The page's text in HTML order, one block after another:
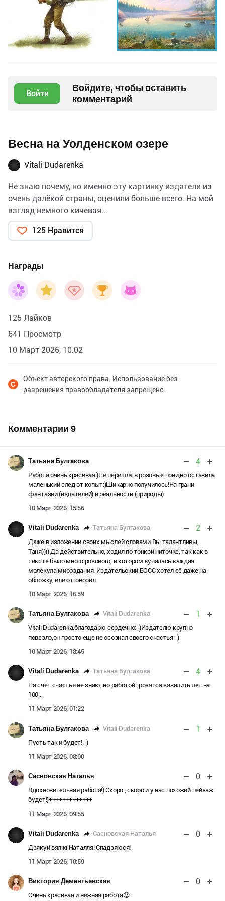
Войти
Войдите, чтобы оставить
комментарий
Весна на Уолденском озере
Vitali Dudarenka
Не знаю почему, но именно эту картинку издатели из
очень далёкой страны, оценили больше всего. На мой
взгляд немного кичевая...
125 Нравится
Награды
125 Лайков
641 Просмотр
10 Март 2026, 10:02
Объект авторского права. Использование без
разрешения правообладателя запрещено.
Комментарии 9
Татьяна Булгакова 4
Работа очень красивая )Не перешла в розовые пони,но оставила
маленький след от копыт:)Шикарно получилось!На грани
фантазии (издателей) и реальности (природы)
10 Март 2026, 15:56
Vitali Dudarenka Татьяна Булгакова 2
Даже в изложении своих мыслей словами Вы талантливы,
Таня)))) Да действительно, ходил по тонкой ниточке, так как в
тексте было много розового, в котором купалась каждая
молекула мироздания. Издательский БОСС хотел её даже на
обложку, еле отговорил.
10 Март 2026, 16:59
Татьяна Булгакова Vitali Dudarenka 1
Vitali Dudarenka,благодарю сердечно:-)Издателю крупно
повезло,он просто еще не осознал своего счастья:-)
10 Март 2026, 18:45
Vitali Dudarenka Татьяна Булгакова 4
На счёт счастья не знаю, но работой грозятся завалить лет на
100...
11 Март 2026, 01:22
Татьяна Булгакова Vitali Dudarenka 1
Пусть так и будет!;-)
11 Март 2026, 08:00
Сасновская Наталья 0
Вдохновительная работа!) Скоро , скоро и у нас похожий пейзаж
будет!)+++++++++++++
11 Март 2026, 09:55
Vitali Dudarenka Сасновская Наталья 0
Дзякуй вялікі Наталля! Спадзяюся!
11 Март 2026, 10:59
Виктория Дементьевская 0
Очень красивая и нежная работа😍